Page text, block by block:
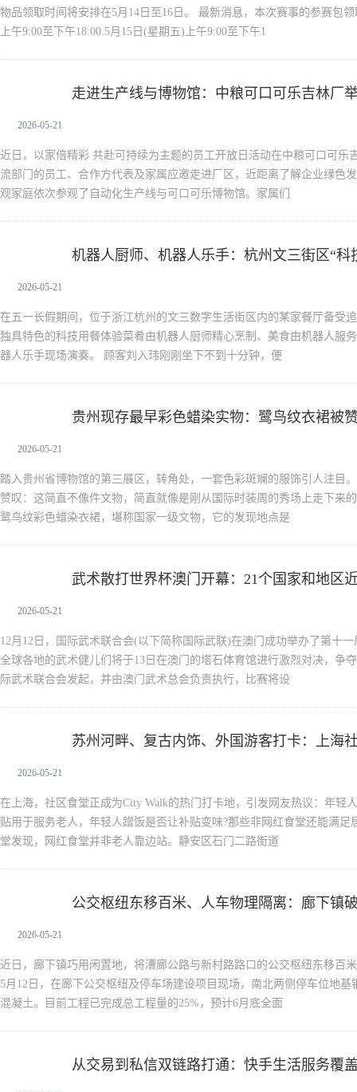
物品领取时间将安排在5月14日至16日。 最新消息，本次赛事的参赛包
上午9:00至下午18:00.5月15日(星期五)上午9:00至下午1
走进生产线与博物馆：中粮可口可乐吉林厂
2026-05-21
近日，以家倍精彩 共赴可持续为主题的员工开放日活动在中粮可口可乐
流部门的员工、合作方代表及家属应邀走进厂区，近距离了解企业绿色
观家庭依次参观了自动化生产线与可口可乐博物馆。家属们
机器人厨师、机器人乐手：杭州文三街区“科
2026-05-21
在五一长假期间，位于浙江杭州的文三数字生活街区内的某家餐厅备受
独具特色的科技用餐体验菜肴由机器人厨师精心烹制、美食由机器人服
器人乐手现场演奏。 顾客刘入玮刚刚坐下不到十分钟，便
贵州现存最早彩色蜡染实物：鹭鸟纹衣裙被
2026-05-21
踏入贵州省博物馆的第三展区，转角处，一套色彩斑斓的服饰引人注目
赞叹：这简直不像件文物，简直就像是刚从国际时装周的秀场上走下来
鹭鸟纹彩色蜡染衣裙，堪称国家一级文物，它的发现地点是
武术散打世界杯澳门开幕：21个国家和地区
2026-05-21
12月12日，国际武术联合会(以下简称国际武联)在澳门成功举办了第十
全球各地的武术健儿们将于13日在澳门的塔石体育馆进行激烈对决，争
际武术联合会发起，并由澳门武术总会负责执行，比赛将设
苏州河畔、复古内饰、外国游客打卡：上海
2026-05-21
在上海，社区食堂正成为City Walk的热门打卡地，引发网友热议：年轻
贴用于服务老人，年轻人蹭饭是否让补贴变味?那些非网红食堂还能满足
堂发现，网红食堂并非老人靠边站。静安区石门二路街道
公交枢纽东移百米、人车物理隔离：廊下镇
2026-05-21
近日，廊下镇巧用闲置地，将漕廊公路与新村路路口的公交枢纽东移百
5月12日，在廊下公交枢纽及停车场建设项目现场，南北两侧停车位地
混凝土。目前工程已完成总工程量的25%，预计6月底全面
从交易到私信双链路打通：快手生活服务覆